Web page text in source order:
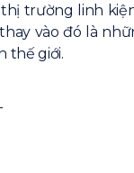
trường linh
vào đó là
thế giới.